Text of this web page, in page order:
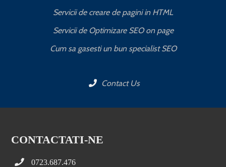
Servicii de creare de pagini in HTML
Servicii de Optimizare SEO on page
Cum sa gasesti un bun specialist SEO
Contact Us
CONTACTATI-NE
0723.687.476